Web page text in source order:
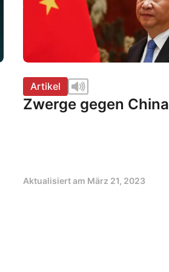
Artikel
Zwerge gegen China
Aktualisiert am März 21, 2023